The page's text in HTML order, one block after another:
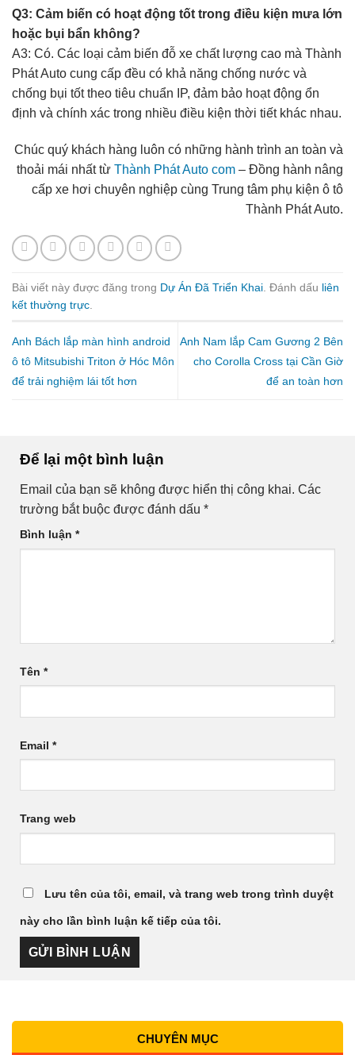
Q3: Cảm biến có hoạt động tốt trong điều kiện mưa lớn
hoặc bụi bẩn không?
A3: Có. Các loại cảm biến đỗ xe chất lượng cao mà Thành
Phát Auto cung cấp đều có khả năng chống nước và
chống bụi tốt theo tiêu chuẩn IP, đảm bảo hoạt động ổn
định và chính xác trong nhiều điều kiện thời tiết khác nhau.
Chúc quý khách hàng luôn có những hành trình an toàn và
thoải mái nhất từ Thành Phát Auto com – Đồng hành nâng
cấp xe hơi chuyên nghiệp cùng Trung tâm phụ kiện ô tô
Thành Phát Auto.
Bài viết này được đăng trong Dự Án Đã Triển Khai . Đánh dấu liên
kết thường trực
Anh Bách lắp màn hình android
ô tô Mitsubishi Triton ở Hóc Môn
để trải nghiệm lái tốt hơn
Anh Nam lắp Cam Gương 2 Bên
cho Corolla Cross tại Cần Giờ
để an toàn hơn
Để lại một bình luận
Email của bạn sẽ không được hiển thị công khai. Các
trường bắt buộc được đánh dấu *
Bình luận *
Tên *
Email *
Trang web
Lưu tên của tôi, email, và trang web trong trình duyệt
này cho lần bình luận kế tiếp của tôi.
CHUYÊN MỤC